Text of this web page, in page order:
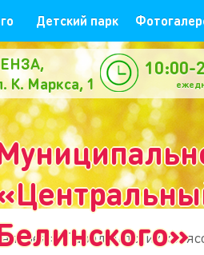
Детский парк
К. Маркса, 1
10:00-
"Парад детских